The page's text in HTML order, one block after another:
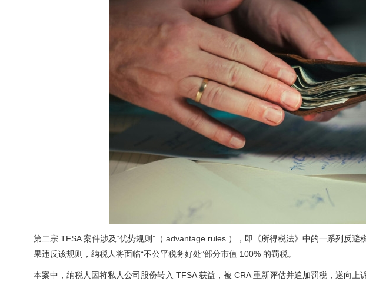
第二宗 TFSA 案件涉及“优势规则”（ advantage rules ），即《所得税法》中的一系列反
果违反该规则，纳税人将面临“不公平税务好处”部分市值 100% 的罚税。
本案中，纳税人因将私人公司股份转入 TFSA 获益，被 CRA 重新评估并追加罚税，遂向上